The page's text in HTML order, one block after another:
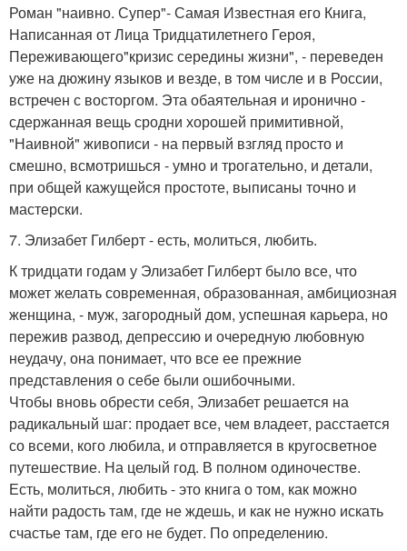
Роман "наивно. Супер"- Самая Известная его Книга,
Написанная от Лица Тридцатилетнего Героя,
Переживающего"кризис середины жизни", - переведен
уже на дюжину языков и везде, в том числе и в России,
встречен с восторгом. Эта обаятельная и иронично -
сдержанная вещь сродни хорошей примитивной,
"Наивной" живописи - на первый взгляд просто и
смешно, всмотришься - умно и трогательно, и детали,
при общей кажущейся простоте, выписаны точно и
мастерски.
7. Элизабет Гилберт - есть, молиться, любить.
К тридцати годам у Элизабет Гилберт было все, что
может желать современная, образованная, амбициозная
женщина, - муж, загородный дом, успешная карьера, но
пережив развод, депрессию и очередную любовную
неудачу, она понимает, что все ее прежние
представления о себе были ошибочными.
Чтобы вновь обрести себя, Элизабет решается на
радикальный шаг: продает все, чем владеет, расстается
со всеми, кого любила, и отправляется в кругосветное
путешествие. На целый год. В полном одиночестве.
Есть, молиться, любить - это книга о том, как можно
найти радость там, где не ждешь, и как не нужно искать
счастье там, где его не будет. По определению.